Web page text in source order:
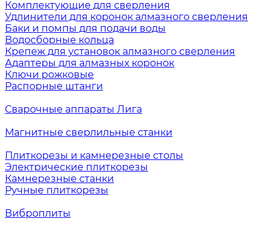
Комплектующие для сверления
Удлинители для коронок алмазного сверления
Баки и помпы для подачи воды
Водосборные кольца
Крепеж для установок алмазного сверления
Адаптеры для алмазных коронок
Ключи рожковые
Распорные штанги
Сварочные аппараты Лига
Магнитные сверлильные станки
Плиткорезы и камнерезные столы
Электрические плиткорезы
Камнерезные станки
Ручные плиткорезы
Виброплиты